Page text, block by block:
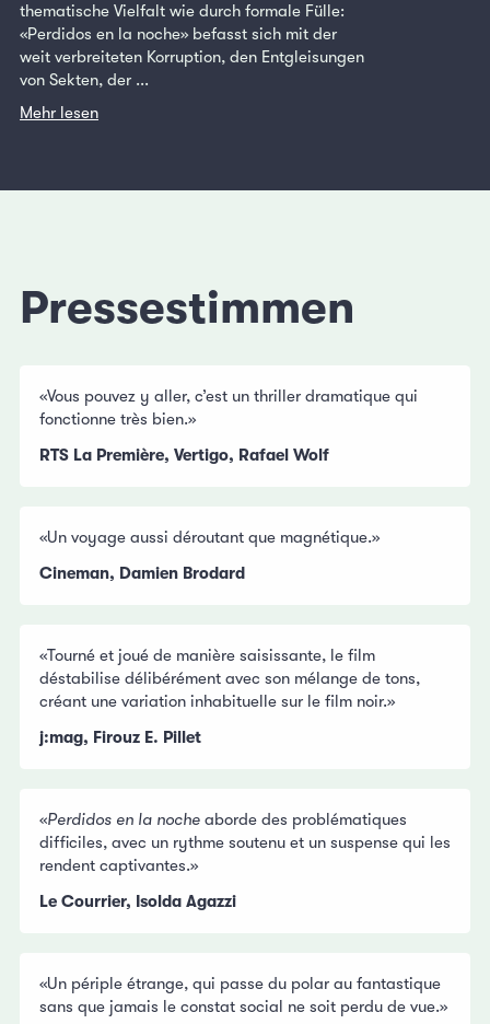
thematische Vielfalt wie durch formale Fülle:
«Perdidos en la noche» befasst sich mit der
weit verbreiteten Korruption, den Entgleisungen
von Sekten, der ...
Mehr lesen
Pressestimmen
«Vous pouvez y aller, c’est un thriller dramatique qui
fonctionne très bien.»
RTS La Première, Vertigo, Rafael Wolf
«Un voyage aussi déroutant que magnétique.»
Cineman, Damien Brodard
«Tourné et joué de manière saisissante, le film
déstabilise délibérément avec son mélange de tons,
créant une variation inhabituelle sur le film noir.»
j:mag, Firouz E. Pillet
«Perdidos en la noche aborde des problématiques
difficiles, avec un rythme soutenu et un suspense qui les
rendent captivantes.»
Le Courrier, Isolda Agazzi
«Un périple étrange, qui passe du polar au fantastique
sans que jamais le constat social ne soit perdu de vue.»